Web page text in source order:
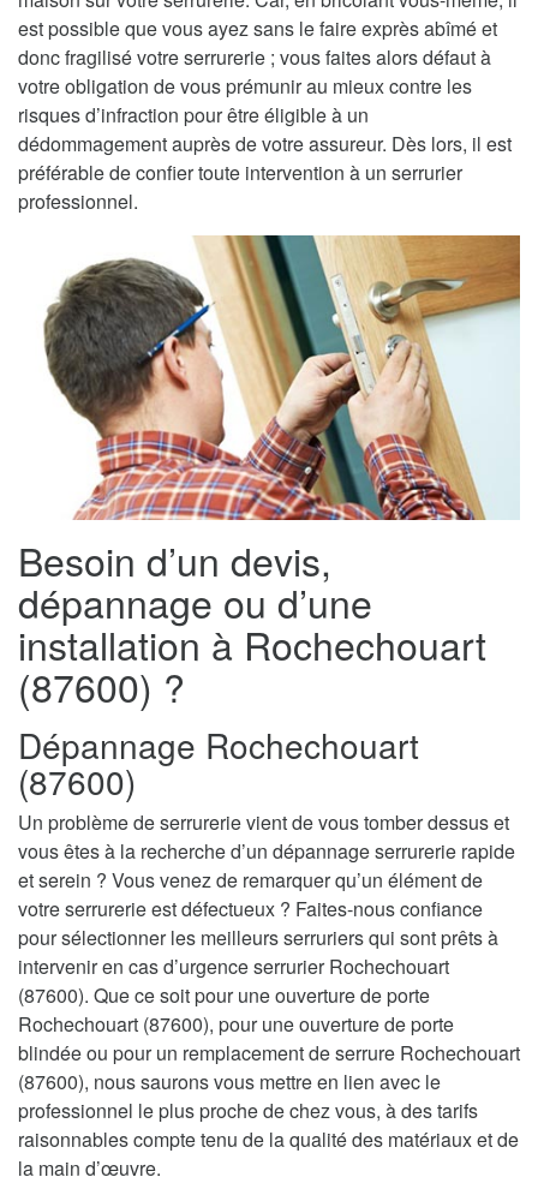
est possible que vous ayez sans le faire exprès abîmé et
donc fragilisé votre serrurerie ; vous faites alors défaut à
votre obligation de vous prémunir au mieux contre les
risques d’infraction pour être éligible à un
dédommagement auprès de votre assureur. Dès lors, il est
préférable de confier toute intervention à un serrurier
professionnel.
Besoin d’un devis,
dépannage ou d’une
installation à Rochechouart
(87600) ?
Dépannage Rochechouart
(87600)
Un problème de serrurerie vient de vous tomber dessus et
vous êtes à la recherche d’un dépannage serrurerie rapide
et serein ? Vous venez de remarquer qu’un élément de
votre serrurerie est défectueux ? Faites-nous confiance
pour sélectionner les meilleurs serruriers qui sont prêts à
intervenir en cas d’urgence serrurier Rochechouart
(87600). Que ce soit pour une ouverture de porte
Rochechouart (87600), pour une ouverture de porte
blindée ou pour un remplacement de serrure Rochechouart
(87600), nous saurons vous mettre en lien avec le
professionnel le plus proche de chez vous, à des tarifs
raisonnables compte tenu de la qualité des matériaux et de
la main d’œuvre.